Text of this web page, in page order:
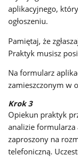
aplikacyjnego,
ogłoszeniu.
Pamiętaj, że
Praktyk musisz
Na formularz
zamieszczonym w
Krok 3
Opiekun praktyk
analizie formularza
zaproszony na
telefoniczną.